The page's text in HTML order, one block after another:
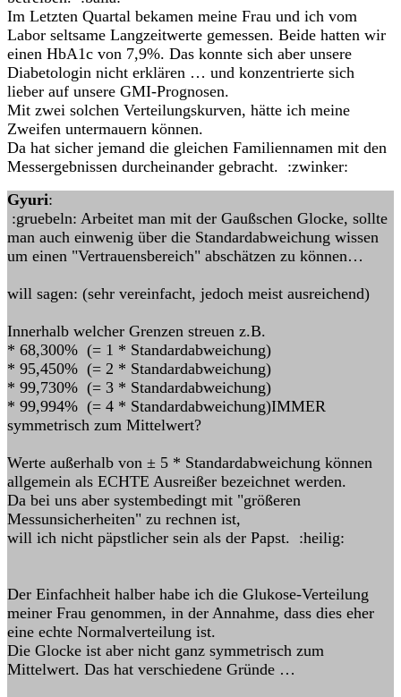
Im Letzten Quartal bekamen meine Frau und ich vom
Labor seltsame Langzeitwerte gemessen. Beide hatten wir
einen HbA1c von 7,9%. Das konnte sich aber unsere
Diabetologin nicht erklären … und konzentrierte sich
lieber auf unsere GMI-Prognosen.
Mit zwei solchen Verteilungskurven, hätte ich meine
Zweifen untermauern können.
Da hat sicher jemand die gleichen Familiennamen mit den
Messergebnissen durcheinander gebracht. :zwinker:
Gyuri:
:gruebeln: Arbeitet man mit der Gaußschen Glocke, sollte
man auch einwenig über die Standardabweichung wissen
um einen "Vertrauensbereich" abschätzen zu können…
will sagen: (sehr vereinfacht, jedoch meist ausreichend)
Innerhalb welcher Grenzen streuen z.B.
* 68,300% (= 1 * Standardabweichung)
* 95,450% (= 2 * Standardabweichung)
* 99,730% (= 3 * Standardabweichung)
* 99,994% (= 4 * Standardabweichung)IMMER
symmetrisch zum Mittelwert?
Werte außerhalb von ± 5 * Standardabweichung können
allgemein als ECHTE Ausreißer bezeichnet werden.
Da bei uns aber systembedingt mit "größeren
Messunsicherheiten" zu rechnen ist,
will ich nicht päpstlicher sein als der Papst. :heilig:
Der Einfachheit halber habe ich die Glukose-Verteilung
meiner Frau genommen, in der Annahme, dass dies eher
eine echte Normalverteilung ist.
Die Glocke ist aber nicht ganz symmetrisch zum
Mittelwert. Das hat verschiedene Gründe …